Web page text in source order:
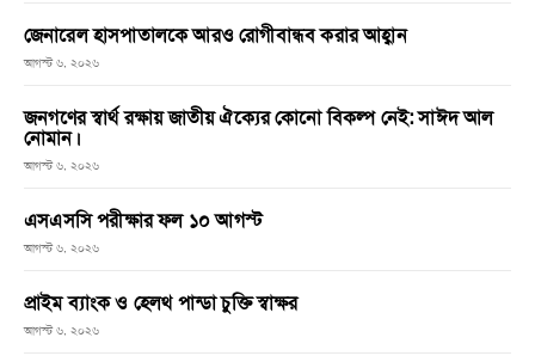
জেনারেল হাসপাতালকে আরও রোগীবান্ধব করার আহ্বান
আগস্ট ৬, ২০২৬
জনগণের স্বার্থ রক্ষায় জাতীয় ঐক্যের কোনো বিকল্প নেই: সাঈদ আল
নোমান।
আগস্ট ৬, ২০২৬
এসএসসি পরীক্ষার ফল ১০ আগস্ট
আগস্ট ৬, ২০২৬
প্রাইম ব্যাংক ও হেলথ পান্ডা চুক্তি স্বাক্ষর
আগস্ট ৬, ২০২৬